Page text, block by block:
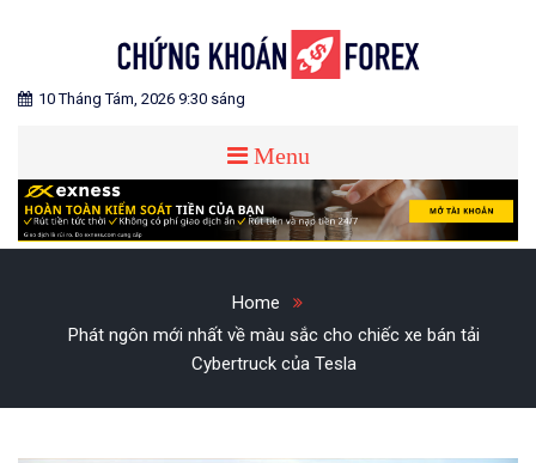
CHỨNG KHOÁN FOREX
Blog chia sẻ về Chứng Khoán và Forex
10 Tháng Tám, 2026 9:30 sáng
Menu
Home
Phát ngôn mới nhất về màu sắc cho chiếc xe bán tải
Cybertruck của Tesla